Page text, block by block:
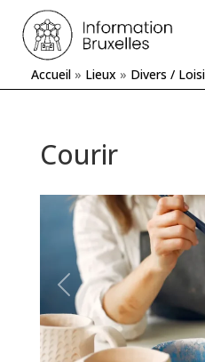
Accueil » Lieux » Divers /
Courir
Précédente